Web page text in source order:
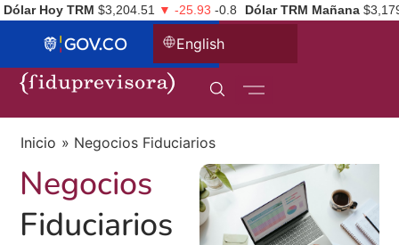
Dólar Hoy TRM $3,204.51 ▼ -25.93 -0.8 Dólar TRM Mañana
English
Inicio » Negocios Fiduciarios
Negocios
Fiduciarios